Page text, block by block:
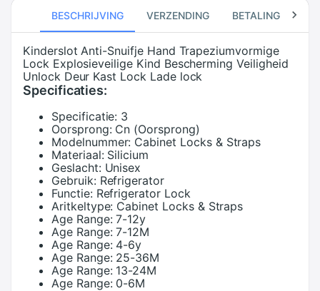
BESCHRIJVING VERZENDING BETALING
Kinderslot Anti-Snuifje Hand Trapeziumvormige
Lock Explosieveilige Kind Bescherming Veiligheid
Unlock Deur Kast Lock Lade lock
Specificaties:
Specificatie: 3
Oorsprong: Cn (Oorsprong)
Modelnummer: Cabinet Locks & Straps
Materiaal: Silicium
Geslacht: Unisex
Gebruik: Refrigerator
Functie: Refrigerator Lock
Aritkeltype: Cabinet Locks & Straps
Age Range: 7-12y
Age Range: 7-12M
Age Range: 4-6y
Age Range: 25-36M
Age Range: 13-24M
Age Range: 0-6M